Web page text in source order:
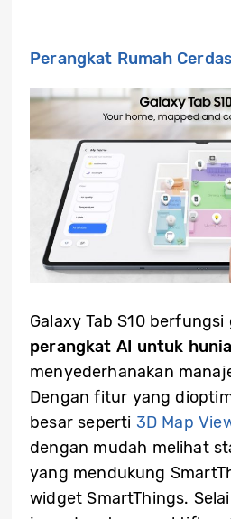
Perangkat Rumah Cerdas
Galaxy Tab S10
perangkat AI untuk
menyederhanakan
Dengan fitur yang
besar seperti 3D Map
dengan mudah melihat
yang mendukung
widget SmartThings.